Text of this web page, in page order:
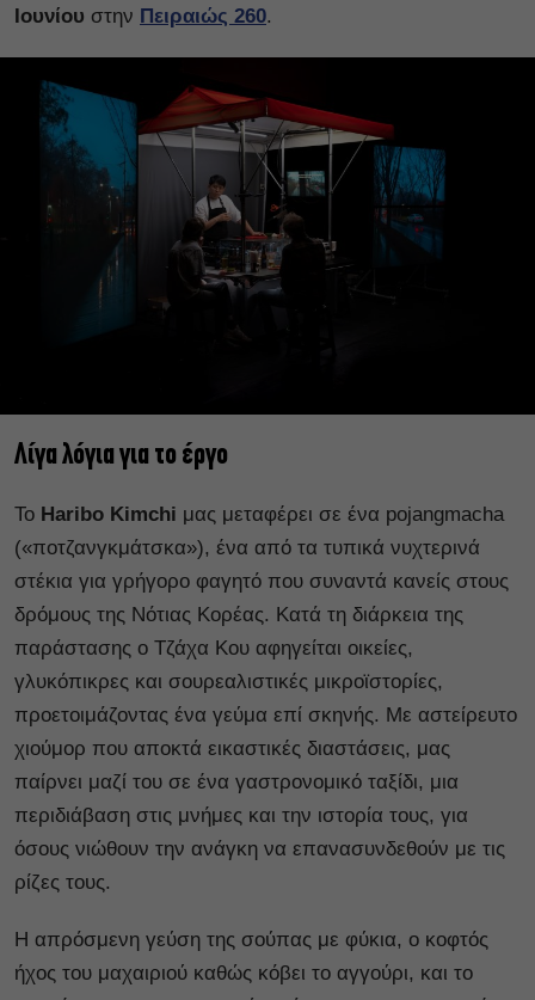
Ιουνίου στην Πειραιώς 260.
Λίγα λόγια για το έργο
Το Haribo Kimchi μας μεταφέρει σε ένα ​​​​pojangmacha
(«ποτζανγκμάτσκα»), ένα από τα τυπικά νυχτερινά
στέκια για γρήγορο φαγητό που συναντά κανείς στους
δρόμους της Νότιας Κορέας. Κατά τη διάρκεια της
παράστασης ο Τζάχα Κου αφηγείται οικείες,
γλυκόπικρες και σουρεαλιστικές μικροϊστορίες,
προετοιμάζοντας ένα γεύμα επί σκηνής. Με αστείρευτο
χιούμορ που αποκτά εικαστικές διαστάσεις, μας
παίρνει μαζί του σε ένα γαστρονομικό ταξίδι, μια
περιδιάβαση στις μνήμες και την ιστορία ​​τους, για
όσους νιώθουν την ανάγκη να επανασυνδεθούν με τις
ρίζες τους.
Η απρόσμενη γεύση της σούπας με φύκια, ο κοφτός
ήχος του μαχαιριού καθώς κόβει το αγγούρι, και το